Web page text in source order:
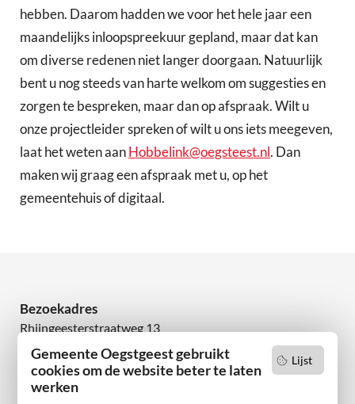
Lijst
Gemeente Oegstgeest gebruikt
cookies om de website beter te laten
werken
hebben. Daarom hadden we voor het hele jaar een
maandelijks inloopspreekuur gepland, maar dat kan
om diverse redenen niet langer doorgaan. Natuurlijk
bent u nog steeds van harte welkom om suggesties en
zorgen te bespreken, maar dan op afspraak. Wilt u
onze projectleider spreken of wilt u ons iets meegeven,
laat het weten aanHobbelink@oegsteest.nl. Dan
maken wij graag een afspraak met u, op het
gemeentehuis of digitaal.
Bezoekadres
Rhijngeesterstraatweg 13
2342 AN Oegstgeest
Wilt u niets missen?